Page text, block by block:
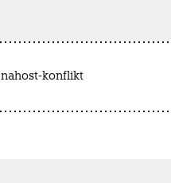
nahost-konflikt